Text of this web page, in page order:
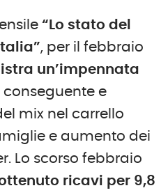
“Lo stato del
, per il febbraio
un’impennata
conseguente e
mix nel carrello
e aumento dei
Lo scorso febbraio
ricavi per 9,8